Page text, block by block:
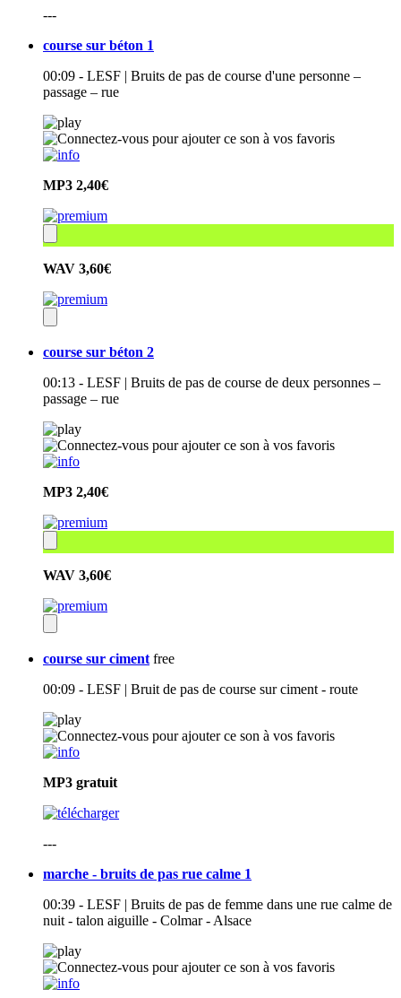
---
course sur béton 1
00:09 - LESF | Bruits de pas de course d'une personne –
passage – rue
MP3 2,40€
WAV 3,60€
course sur béton 2
00:13 - LESF | Bruits de pas de course de deux personnes –
passage – rue
MP3 2,40€
WAV 3,60€
course sur ciment free
00:09 - LESF | Bruit de pas de course sur ciment - route
MP3 gratuit
---
marche - bruits de pas rue calme 1
00:39 - LESF | Bruits de pas de femme dans une rue calme de
nuit - talon aiguille - Colmar - Alsace